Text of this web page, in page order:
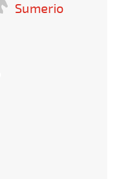
Sumerio